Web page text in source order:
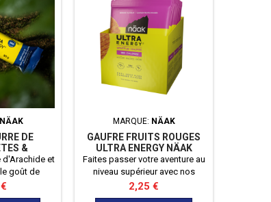
NÄAK
DE
&
NÄAK
d'Arachide et
goût de
bonne pour
barre
MARQUE: NÄAK
GAUFRE FRUITS ROUGES
ULTRA ENERGY NÄAK
Faites passer votre aventure au
niveau supérieur avec nos
délicieuses gaufres Ultra
Energy™. Les premières gaufres
Prix
2,25 €